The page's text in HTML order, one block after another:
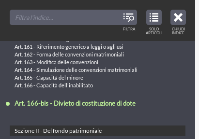
TABLE
OF
CONTENTS
CHIUDI
INDICE
TOC
TITLES
FILTRA
VIEW
ONLY
ARTICLES
IN
TABLE
SOLO
ARTICOLI
Sezione I - Disposizioni generali
Art. 159 - Del regime patrimoniale legale tra i coniugi
Art. 161 - Riferimento generico a leggi o agli usi
Art. 162 - Forma delle convenzioni matrimoniali
Art. 163 - Modifica delle convenzioni
Art. 164 - Simulazione delle convenzioni matrimoniali
Art. 165 - Capacità del minore
Art. 166 - Capacità dell'inabilitato
Art. 166-bis - Divieto di costituzione di dote
Sezione II - Del fondo patrimoniale